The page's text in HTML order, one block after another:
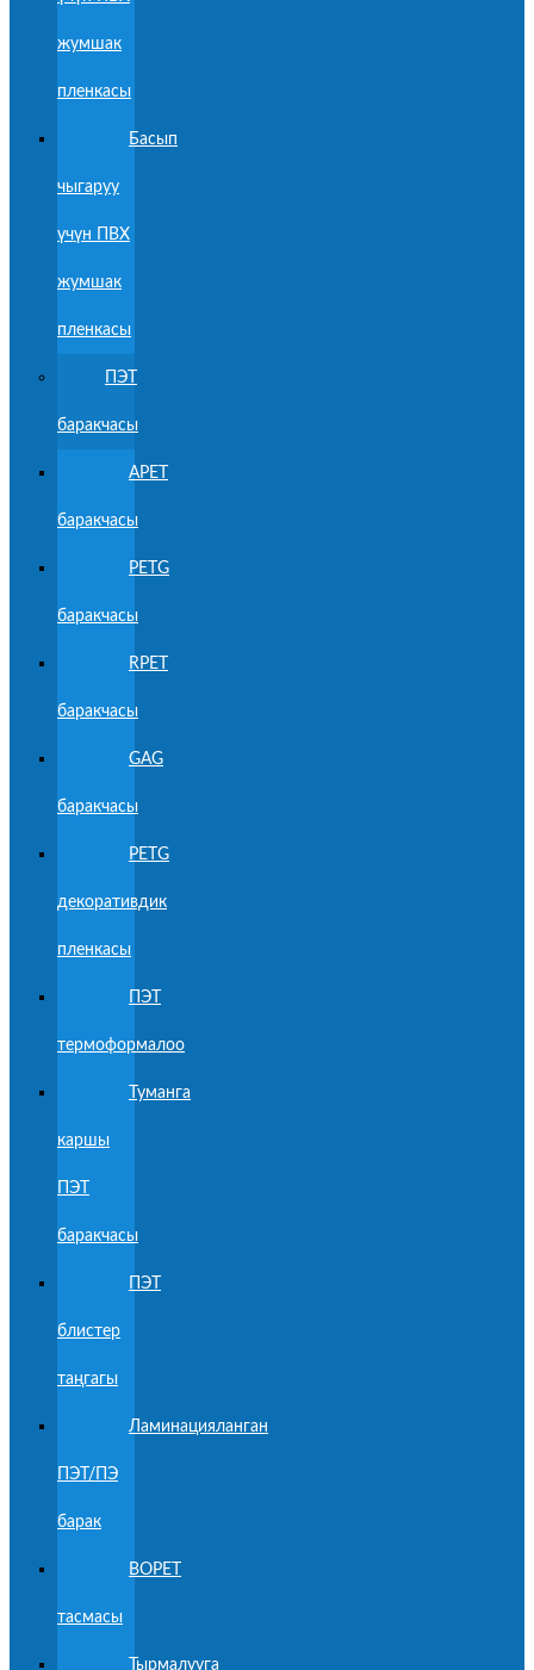
жумшак
пленкасы
Басып
чыгаруу
үчүн ПВХ
жумшак
пленкасы
ПЭТ
баракчасы
APET
баракчасы
PETG
баракчасы
RPET
баракчасы
GAG
баракчасы
PETG
декоративдик
пленкасы
ПЭТ
термоформалоо
Туманга
каршы
ПЭТ
баракчасы
ПЭТ
блистер
таңгагы
Ламинацияланган
ПЭТ/ПЭ
барак
BOPET
тасмасы
Тырмалууга